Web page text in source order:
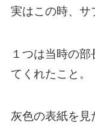
実はこの時、サ
１つは当時の
てくれたこと。
灰色の表紙を見